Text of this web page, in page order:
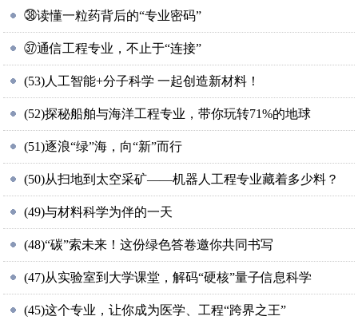
㊳读懂一粒药背后的“专业密码”
㊲通信工程专业，不止于“连接”
(53)人工智能+分子科学 一起创造新材料！
(52)探秘船舶与海洋工程专业，带你玩转71%的地球
(51)逐浪“绿”海，向“新”而行
(50)从扫地到太空采矿——机器人工程专业藏着多少料？
(49)与材料科学为伴的一天
(48)“碳”索未来！这份绿色答卷邀你共同书写
(47)从实验室到大学课堂，解码“硬核”量子信息科学
(45)这个专业，让你成为医学、工程“跨界之王”